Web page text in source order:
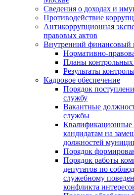
Сведения о доходах и
Противодействие
Антикоррупционная
правовых актов
Внутренний финансовый
Нормативно-
Планы
Результаты
Кадровое обеспечение
Порядок
службу
Вакантные
службы
Квалификационные
кандидатам на
должностей
Порядок
Порядок работы
депутатов по
служебному
конфликта